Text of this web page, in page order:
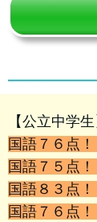
【公立中学生
国語７６点！
国語７５点！
国語８３点！
国語７６点！